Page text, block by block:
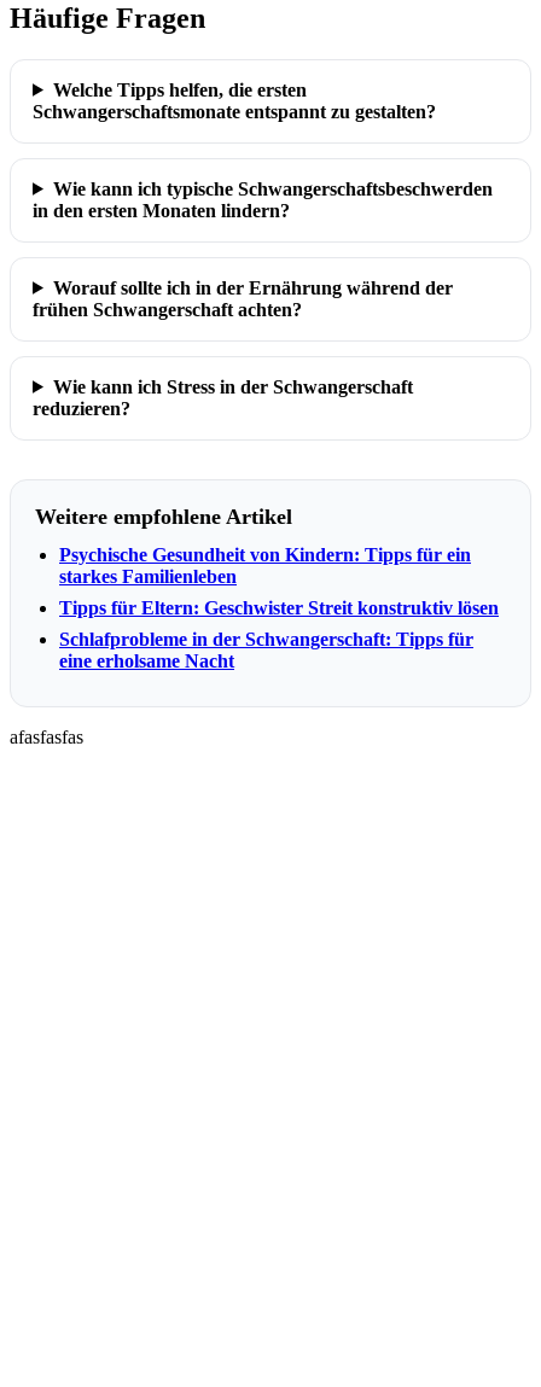
Häufige Fragen
Welche Tipps helfen, die ersten
Schwangerschaftsmonate entspannt zu gestalten?
Wie kann ich typische Schwangerschaftsbeschwerden
in den ersten Monaten lindern?
Worauf sollte ich in der Ernährung während der
frühen Schwangerschaft achten?
Wie kann ich Stress in der Schwangerschaft
reduzieren?
Weitere empfohlene Artikel
Psychische Gesundheit von Kindern: Tipps für ein
starkes Familienleben
Tipps für Eltern: Geschwister Streit konstruktiv lösen
Schlafprobleme in der Schwangerschaft: Tipps für
eine erholsame Nacht
afasfasfas